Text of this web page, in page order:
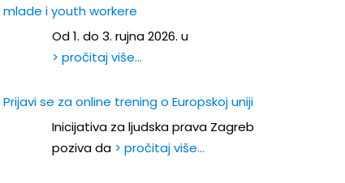
mlade i youth workere
Od 1. do 3. rujna 2026. u
> pročitaj više…
Prijavi se za online trening o Europskoj uniji
Inicijativa za ljudska prava Zagreb
poziva da > pročitaj više…